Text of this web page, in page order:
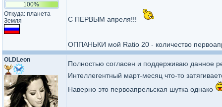
100%
Откуда: планета
Земля
С ПЕРВЫМ апреля!!!
ОППАНЬКИ мой Ratio 20 - количество
OLDLeon
Полностью согласен и поддерживаю данное
Интеллегентный март-месяц что-то
Наверно это первоапрельская шутка однако